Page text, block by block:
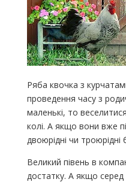
Ряба квочка з
проведення часу з
маленькі, то
колі. А якщо вони вже
двоюрідні чи троюрідні
Великий півень в
достатку. А якщо серед